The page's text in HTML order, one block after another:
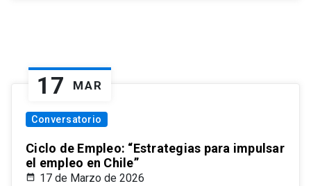
17 MAR
Conversatorio
Ciclo de Empleo: “Estrategias para impulsar
el empleo en Chile”
17 de Marzo de 2026